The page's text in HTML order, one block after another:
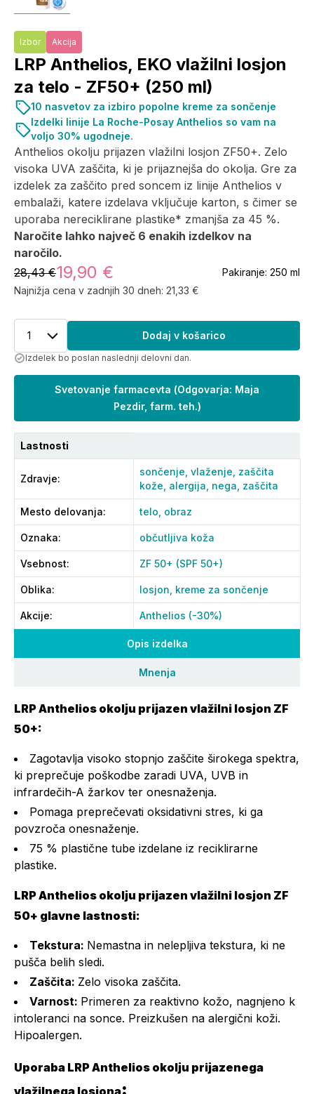
Opis izdelka
Mnenja
LRP Anthelios okolju prijazen vlažilni losjon ZF
50+:
Zagotavlja visoko stopnjo zaščite širokega spektra,
ki preprečuje poškodbe zaradi UVA, UVB in
infrardečih-A žarkov ter onesnaženja.
Pomaga preprečevati oksidativni stres, ki ga
povzroča onesnaženje.
75 % plastične tube izdelane iz reciklirarne
plastike.
LRP Anthelios okolju prijazen vlažilni losjon ZF
50+ glavne lastnosti:
Tekstura: Nemastna in nelepljiva tekstura, ki ne
pušča belih sledi.
Zaščita: Zelo visoka zaščita.
Varnost: Primeren za reaktivno kožo, nagnjeno k
intoleranci na sonce. Preizkušen na alergični koži.
Hipoalergen.
Uporaba LRP Anthelios okolju prijazenega
vlažilnega losjona:
Izbor Akcija
LRP Anthelios, EKO vlažilni losjon
za telo - ZF50+ (250 ml)
Anthelios okolju prijazen vlažilni losjon ZF50+. Zelo
visoka UVA zaščita, ki je prijaznejša do okolja. Gre za
izdelek za zaščito pred soncem iz linije Anthelios v
embalaži, katere izdelava vključuje karton, s čimer se
uporaba nereciklirane plastike* zmanjša za 45 %.
Naročite lahko največ 6 enakih izdelkov na
naročilo.
28,43 €19,90 € Pakiranje: 250 ml
Najnižja cena v zadnjih 30 dneh: 21,33 €
10 nasvetov za izbiro popolne kreme za sončenje
Izdelki linije La Roche-Posay Anthelios so vam na
voljo 30% ugodneje.
1 Dodaj v košarico
Izdelek bo poslan naslednji delovni dan.
Svetovanje farmacevta (Odgovarja: Maja
Pezdir, farm. teh.)
Lastnosti
Zdravje:
sončenje, vlaženje, zaščita
kože, alergija, nega, zaščita
Mesto delovanja: telo, obraz
Oznaka: občutljiva koža
Vsebnost: ZF 50+ (SPF 50+)
Oblika: losjon, kreme za sončenje
Akcije: Anthelios (-30%)